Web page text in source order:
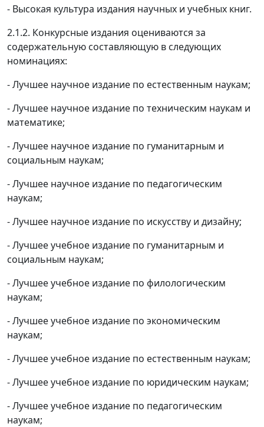
- Высокая культура издания научных и учебных книг.
2.1.2. Конкурсные издания оцениваются за
содержательную составляющую в следующих
номинациях:
- Лучшее научное издание по естественным наукам;
- Лучшее научное издание по техническим наукам и
математике;
- Лучшее научное издание по гуманитарным и
социальным наукам;
- Лучшее научное издание по педагогическим
наукам;
- Лучшее научное издание по искусству и дизайну;
- Лучшее учебное издание по гуманитарным и
социальным наукам;
- Лучшее учебное издание по филологическим
наукам;
- Лучшее учебное издание по экономическим
наукам;
- Лучшее учебное издание по естественным наукам;
- Лучшее учебное издание по юридическим наукам;
- Лучшее учебное издание по педагогическим
наукам;